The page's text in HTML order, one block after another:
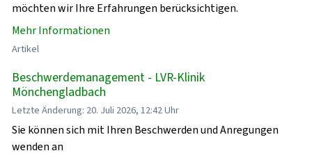
möchten wir Ihre Erfahrungen berücksichtigen.
Mehr Informationen
Artikel
Beschwerdemanagement - LVR-Klinik
Mönchengladbach
Letzte Änderung: 20. Juli 2026, 12:42 Uhr
Sie können sich mit Ihren Beschwerden und Anregungen
wenden an